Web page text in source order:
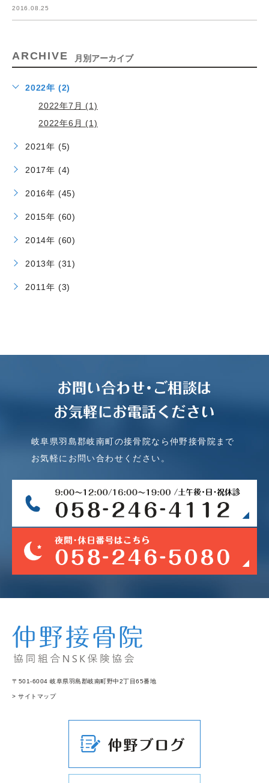
2016.08.25
ARCHIVE 月別アーカイブ
2022年 (2)
2022年7月 (1)
2022年6月 (1)
2021年 (5)
2017年 (4)
2016年 (45)
2015年 (60)
2014年 (60)
2013年 (31)
2011年 (3)
お問い合わせ･ご相談は
お気軽にお電話ください
岐阜県羽島郡岐南町の接骨院なら仲野接骨院まで
お気軽にお問い合わせください。
〒501-6004 岐阜県羽島郡岐南町野中2丁目65番地
> サイトマップ